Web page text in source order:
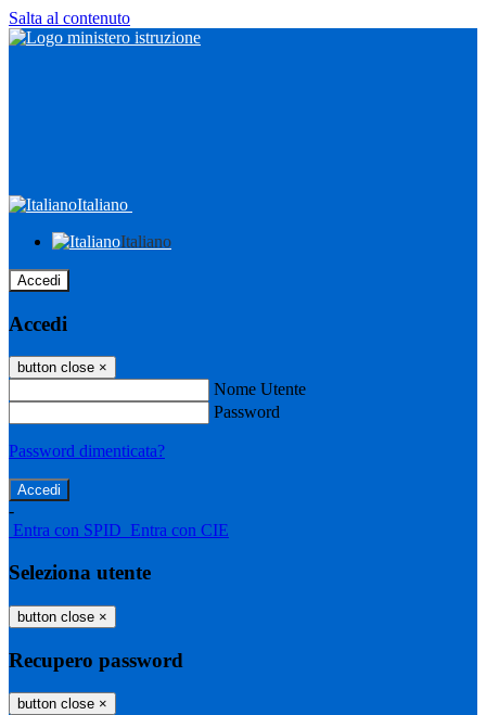
Salta al contenuto
Italiano
Italiano
Accedi
Accedi
button close ×
Nome Utente
Password
Password dimenticata?
-
Entra con SPID Entra con CIE
Seleziona utente
button close ×
Recupero password
button close ×